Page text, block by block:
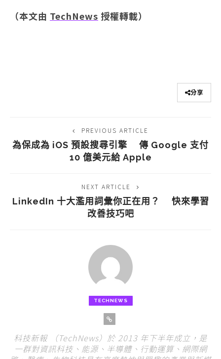
（本文由 TechNews 授權轉載）
分享
PREVIOUS ARTICLE
為保成為 iOS 預設搜尋引擎 傳 Google 支付
10 億美元給 Apple
NEXT ARTICLE
LinkedIn 十大濫用詞彙你正在用？ 快來學習
改善技巧吧
TECHNEWS
科技新報 （TechNews）於 2013 年下半年成立，是
一群對資訊科技、能源、半導體、行動運算、網際網